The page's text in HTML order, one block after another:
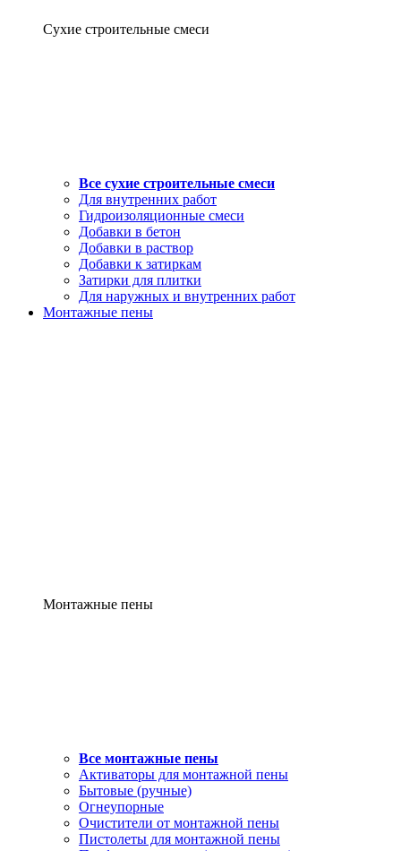
Сухие строительные смеси
Все сухие строительные смеси
Для внутренних работ
Гидроизоляционные смеси
Добавки в бетон
Добавки в раствор
Добавки к затиркам
Затирки для плитки
Для наружных и внутренних работ
Монтажные пены
Монтажные пены
Все монтажные пены
Активаторы для монтажной пены
Бытовые (ручные)
Огнеупорные
Очистители от монтажной пены
Пистолеты для монтажной пены